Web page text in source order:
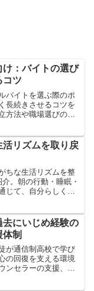
：バイトの選び
コツ
バイトを選ぶ際のポ
長続きさせるコツを
方法や職場選びの注
リズムを取り戻
ちな生活リズムを整
。朝の行動・睡眠・
じて、自分らしく自
にいじめ経験の
制
が通信制高校で学び
の回復を支える環境
ンセラーの支援、安